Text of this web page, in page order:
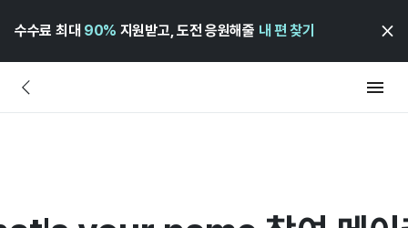
수수료 최대 90% 지원받고, 도전 응원해줄 내 편 찾기